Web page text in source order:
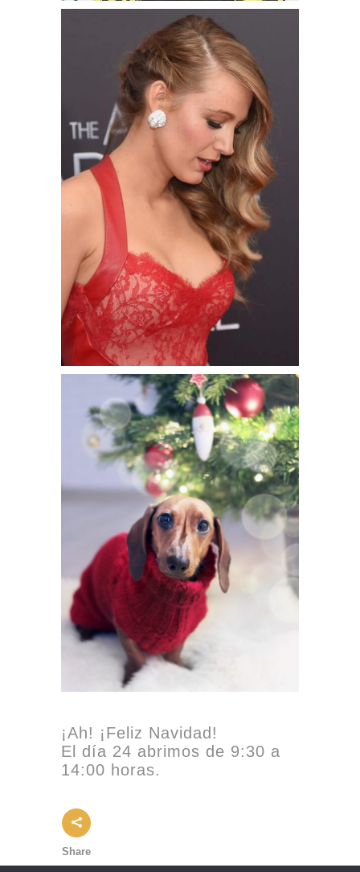
¡Ah! ¡Feliz Navidad!
El día 24 abrimos de 9:30 a
14:00 horas.
Share